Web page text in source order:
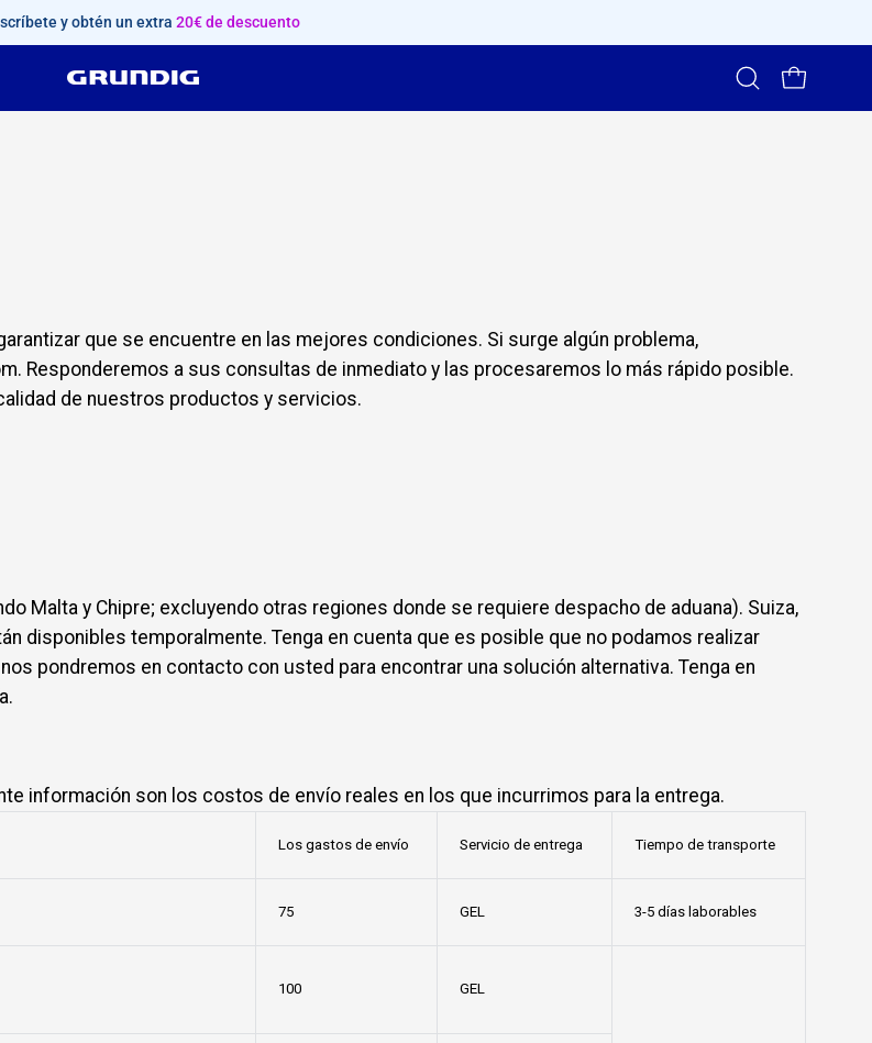
y obtén un extra 20€ de descuento
Abrir
barra
CARRO
que se encuentre en las mejores condiciones. Si surge algún problema,
Responderemos a sus consultas de inmediato y las procesaremos lo más rápido posible.
de nuestros productos y servicios.
Malta y Chipre; excluyendo otras regiones donde se requiere despacho de aduana). Suiza,
disponibles temporalmente. Tenga en cuenta que es posible que no podamos realizar
pondremos en contacto con usted para encontrar una solución alternativa. Tenga en
información son los costos de envío reales en los que incurrimos para la entrega.
Los gastos de envío Servicio de entrega Tiempo de transporte
75 GEL 3-5 días laborables
100 GEL